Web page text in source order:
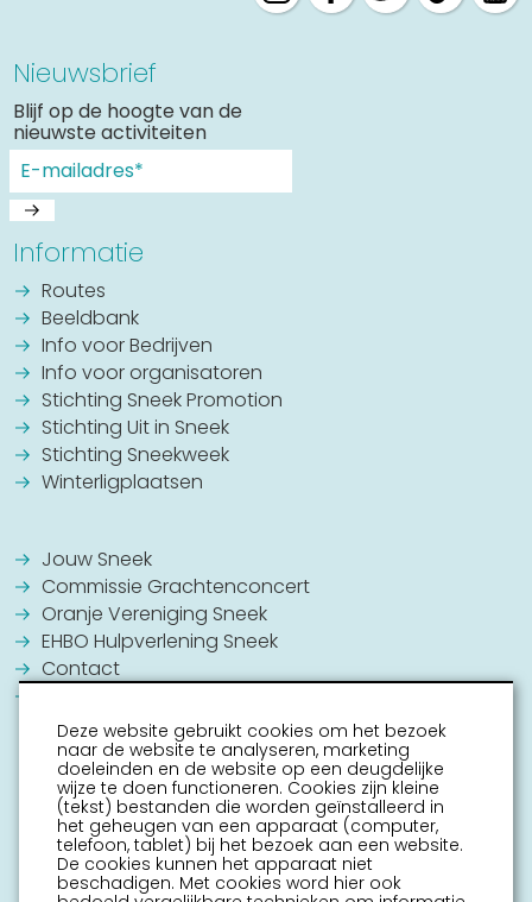
Nieuwsbrief
Blijf op de hoogte van de
nieuwste activiteiten
Informatie
Routes
Beeldbank
Info voor Bedrijven
Info voor organisatoren
Stichting Sneek Promotion
Stichting Uit in Sneek
Stichting Sneekweek
Winterligplaatsen
Jouw Sneek
Commissie Grachtenconcert
Oranje Vereniging Sneek
EHBO Hulpverlening Sneek
Contact
Deze website gebruikt cookies om het bezoek
naar de website te analyseren, marketing
doeleinden en de website op een deugdelijke
wijze te doen functioneren. Cookies zijn kleine
(tekst) bestanden die worden geïnstalleerd in
het geheugen van een apparaat (computer,
telefoon, tablet) bij het bezoek aan een website.
De cookies kunnen het apparaat niet
beschadigen. Met cookies word hier ook